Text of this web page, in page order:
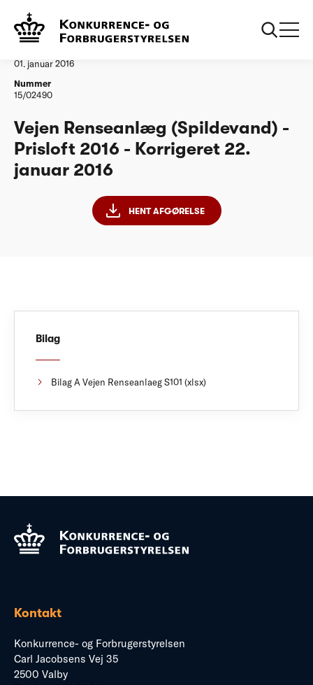
Vandtilsyn
01. januar 2016
Nummer
15/02490
Vejen Renseanlæg (Spildevand) -
Prisloft 2016 - Korrigeret 22.
januar 2016
HENT AFGØRELSE
Bilag
Bilag A Vejen Renseanlaeg S101 (xlsx)
Kontakt
Konkurrence- og Forbrugerstyrelsen
Carl Jacobsens Vej 35
2500 Valby